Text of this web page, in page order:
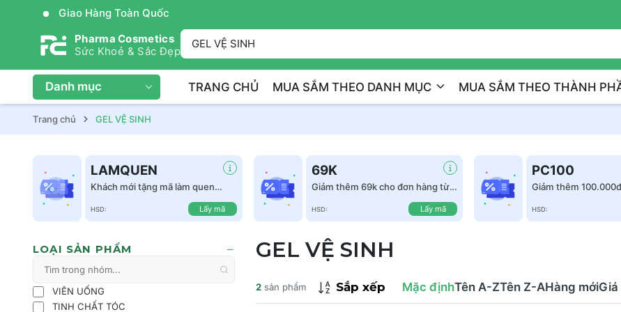
Giao Hàng Toàn Quốc
Pharma Cosmetics
Sức Khoẻ & Sắc Đẹp
Danh mục TRANG CHỦ MUA SẮM THEO DANH MỤC MUA SẮM THEO THÀNH
Trang chủ GEL VỆ SINH
LAMQUEN
Khách mới tặng mã làm quen
HSD: Lấy mã
69K
Giảm thêm 69k cho đơn hàng từ
HSD: Lấy mã
PC100
Giảm thêm
HSD:
LOẠI SẢN PHẨM
VIÊN UỐNG
TINH CHẤT TÓC
GEL VỆ SINH
2 sản phẩm Sắp xếp Mặc địnhTên A-ZTên Z-AHàng mới